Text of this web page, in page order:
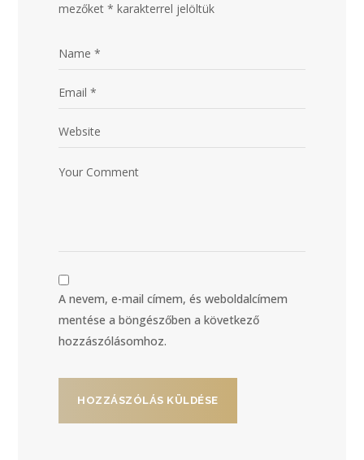
mezőket* karakterrel jelöltük
A nevem, e-mail címem, és weboldalcímem
mentése a böngészőben a következő
hozzászólásomhoz.